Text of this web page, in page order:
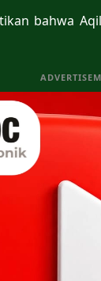
bahwa